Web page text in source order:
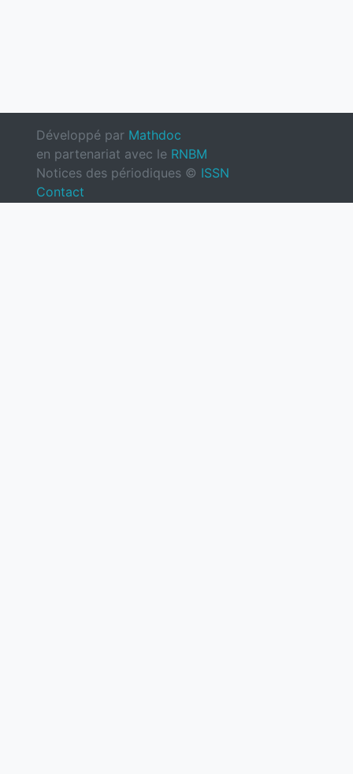
Développé par Mathdoc
en partenariat avec le RNBM
Notices des périodiques © ISSN
Contact